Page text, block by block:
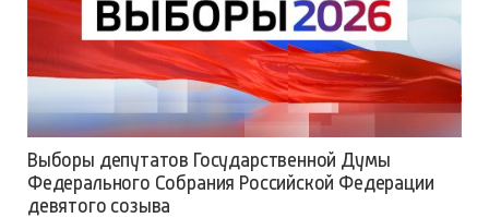
Выборы депутатов Государственной Думы
Федерального Собрания Российской Федерации
девятого созыва